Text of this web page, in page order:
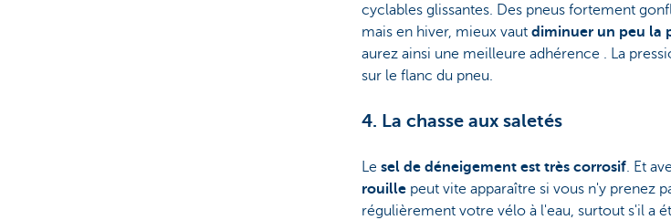
cyclables glissantes. Des pneus fortement
mais en hiver, mieux vaut diminuer un peu la
aurez ainsi une meilleure adhérence . La
sur le flanc du pneu.
4. La chasse aux saletés
Le sel de déneigement est très corrosif. Et
rouillepeut vite apparaître si vous n'y prenez
régulièrement votre vélo à l'eau, surtout s'il a